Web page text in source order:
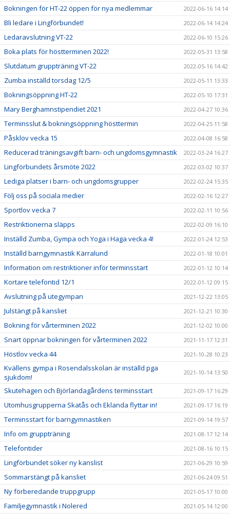
Bokningen för HT-22 öppen för nya medlemmar 2022-06-16 14:14
Bli ledare i Lingförbundet! 2022-06-14 14:24
Ledaravslutning VT-22 2022-06-10 15:26
Boka plats för höstterminen 2022! 2022-05-31 13:58
Slutdatum gruppträning VT-22 2022-05-16 14:42
Zumba inställd torsdag 12/5 2022-05-11 13:33
Bokningsöppning HT-22 2022-05-10 17:31
Mary Berghamnstipendiet 2021 2022-04-27 10:36
Terminsslut & bokningsöppning hösttermin 2022-04-25 11:58
Påsklov vecka 15 2022-04-08 16:58
Reducerad träningsavgift barn- och ungdomsgymnastik 2022-03-24 16:27
Lingförbundets årsmöte 2022 2022-03-02 10:37
Lediga platser i barn- och ungdomsgrupper 2022-02-24 15:35
Följ oss på sociala medier 2022-02-16 12:27
Sportlov vecka 7 2022-02-11 10:56
Restriktionerna släpps 2022-02-09 16:10
Inställd Zumba, Gympa och Yoga i Haga vecka 4! 2022-01-24 12:53
Inställd barngymnastik Kärralund 2022-01-18 10:01
Information om restriktioner inför terminsstart 2022-01-12 10:14
Kortare telefontid 12/1 2022-01-12 09:15
Avslutning på utegympan 2021-12-22 13:05
Julstängt på kansliet 2021-12-21 10:30
Bokning för vårterminen 2022 2021-12-02 10:00
Snart öppnar bokningen för vårterminen 2022 2021-11-17 12:31
Höstlov vecka 44 2021-10-28 10:23
Kvällens gympa i Rosendalsskolan är inställd pga
sjukdom!
2021-10-14 13:50
Skutehagen och Björlandagårdens terminsstart 2021-09-17 16:29
Utomhusgrupperna Skatås och Eklanda flyttar in! 2021-09-17 16:19
Terminsstart för barngymnastiken 2021-09-14 19:57
Info om gruppträning 2021-08-17 12:14
Telefontider 2021-08-16 10:15
Lingförbundet söker ny kanslist 2021-06-29 10:59
Sommarstängt på kansliet 2021-06-24 09:51
Ny förberedande truppgrupp 2021-05-17 10:00
Familjegymnastik i Nolered 2021-05-14 12:00